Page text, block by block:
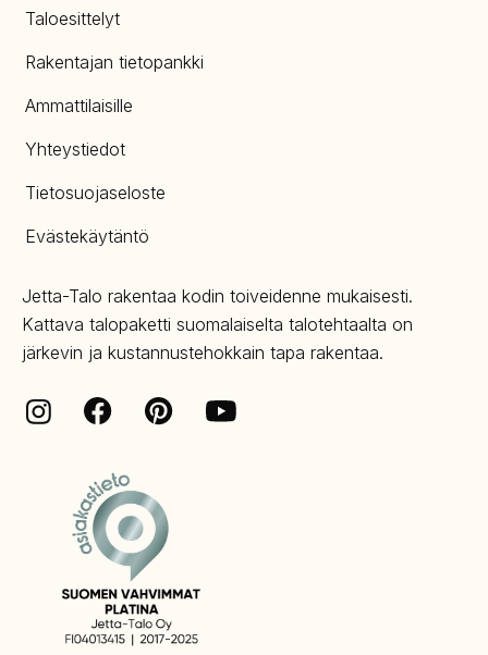
Taloesittelyt
Rakentajan tietopankki
Ammattilaisille
Yhteystiedot
Tietosuojaseloste
Evästekäytäntö
Jetta-Talo rakentaa kodin toiveidenne mukaisesti.
Kattava talopaketti suomalaiselta talotehtaalta on
järkevin ja kustannustehokkain tapa rakentaa.
InstagramFacebookPinterestYoutube